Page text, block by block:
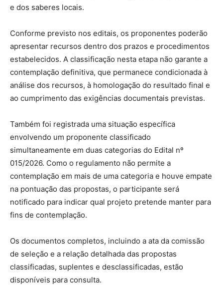
e dos saberes locais.
Conforme previsto nos editais, os proponentes poderão
apresentar recursos dentro dos prazos e procedimentos
estabelecidos. A classificação nesta etapa não garante a
contemplação definitiva, que permanece condicionada à
análise dos recursos, à homologação do resultado final e
ao cumprimento das exigências documentais previstas.
Também foi registrada uma situação específica
envolvendo um proponente classificado
simultaneamente em duas categorias do Edital nº
015/2026. Como o regulamento não permite a
contemplação em mais de uma categoria e houve empate
na pontuação das propostas, o participante será
notificado para indicar qual projeto pretende manter para
fins de contemplação.
Os documentos completos, incluindo a ata da comissão
de seleção e a relação detalhada das propostas
classificadas, suplentes e desclassificadas, estão
disponíveis para consulta.